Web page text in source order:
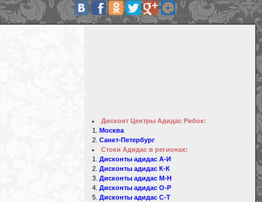
Дисконт Центры Адидас Рибок:
Москва
Санкт-Петербург
Стоки Адидас в регионах:
Дисконты адидас А-И
Дисконты адидас К-К
Дисконты адидас М-Н
Дисконты адидас О-Р
Дисконты адидас С-Т